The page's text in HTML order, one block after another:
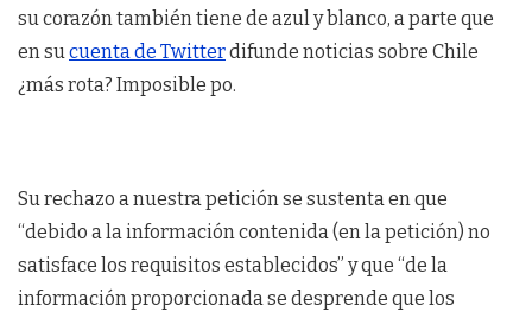
su corazón también tiene de azul y blanco, a parte que
en su cuenta de Twitterdifunde noticias sobre Chile
¿más rota? Imposible po.
Su rechazo a nuestra petición se sustenta en que
“debido a la información contenida (en la petición) no
satisface los requisitos establecidos” y que “de la
información proporcionada se desprende que los